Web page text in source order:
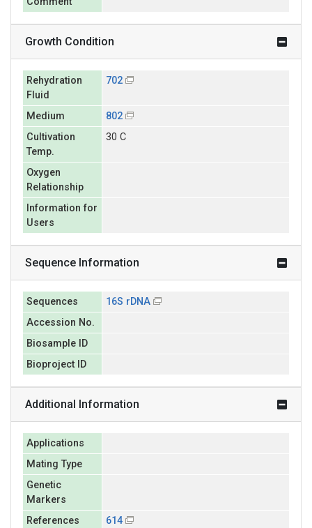
Growth Condition
Rehydration
Fluid
702
Medium
802
Cultivation
Temp.
30 C
Oxygen
Relationship
Information for
Users
Sequence Information
Sequences
16S rDNA
Accession No.
Biosample ID
Bioproject ID
Additional Information
Applications
Mating Type
Genetic
Markers
References
614